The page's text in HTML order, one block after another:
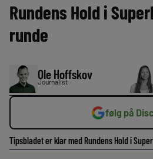
Rundens Hold i
runde
Ole Hoffskov
Journalist
følg på
Tipsbladet er klar med Rundens Hold i